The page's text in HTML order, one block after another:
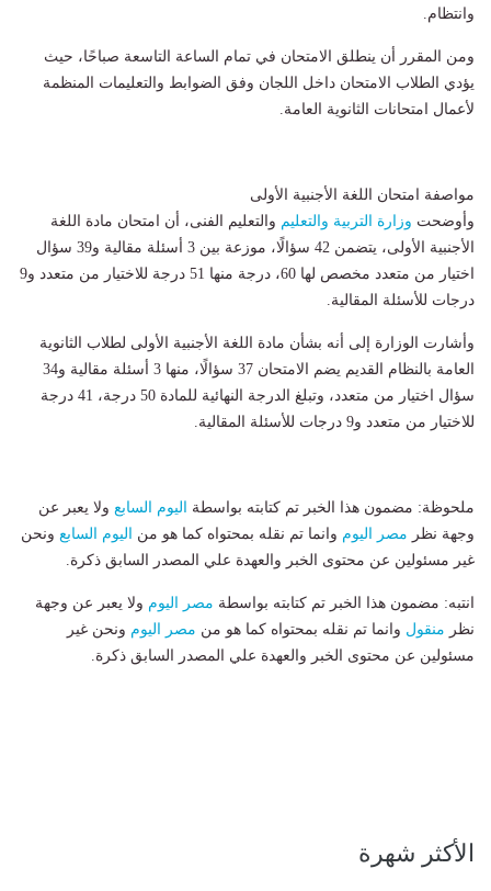
وانتظام.
ومن المقرر أن ينطلق الامتحان في تمام الساعة التاسعة صباحًا، حيث
يؤدي الطلاب الامتحان داخل اللجان وفق الضوابط والتعليمات المنظمة
لأعمال امتحانات الثانوية العامة.
مواصفة امتحان اللغة الأجنبية الأولى
وأوضحت وزارة التربية والتعليم والتعليم الفنى، أن امتحان مادة اللغة
الأجنبية الأولى، يتضمن 42 سؤالًا، موزعة بين 3 أسئلة مقالية و39 سؤال
اختيار من متعدد مخصص لها 60، درجة منها 51 درجة للاختيار من متعدد و9
درجات للأسئلة المقالية.
وأشارت الوزارة إلى أنه بشأن مادة اللغة الأجنبية الأولى لطلاب الثانوية
العامة بالنظام القديم يضم الامتحان 37 سؤالًا، منها 3 أسئلة مقالية و34
سؤال اختيار من متعدد، وتبلغ الدرجة النهائية للمادة 50 درجة، 41 درجة
للاختيار من متعدد و9 درجات للأسئلة المقالية.
ملحوظة: مضمون هذا الخبر تم كتابته بواسطة اليوم السابع ولا يعبر عن
وجهة نظر مصر اليوم وانما تم نقله بمحتواه كما هو من اليوم السابع ونحن
غير مسئولين عن محتوى الخبر والعهدة علي المصدر السابق ذكرة.
انتبه: مضمون هذا الخبر تم كتابته بواسطة مصر اليوم ولا يعبر عن وجهة
نظر منقول وانما تم نقله بمحتواه كما هو من مصر اليوم ونحن غير
مسئولين عن محتوى الخبر والعهدة علي المصدر السابق ذكرة.
الأكثر شهرة